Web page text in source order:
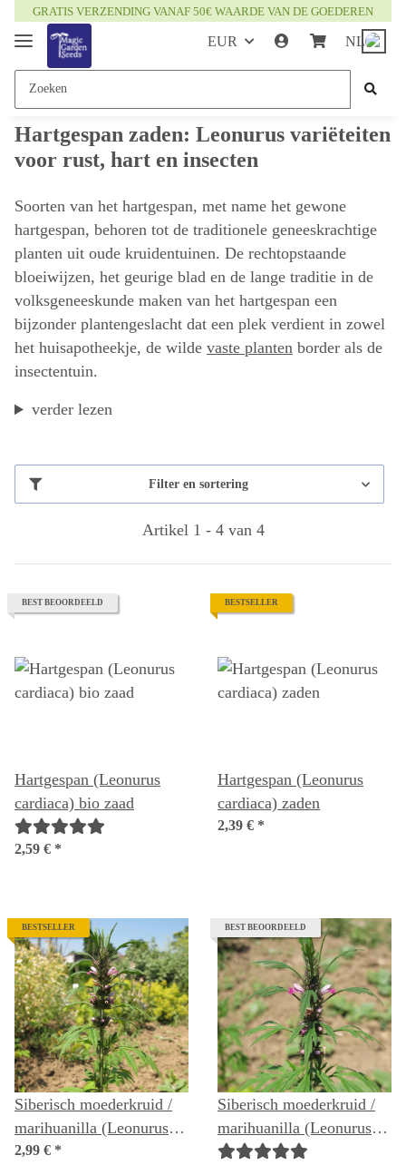
GRATIS VERZENDING VANAF 50€ WAARDE VAN DE GOEDEREN
EUR NL
Hartgespan zaden: Leonurus variëteiten
voor rust, hart en insecten
Soorten van het hartgespan, met name het gewone
hartgespan, behoren tot de traditionele geneeskrachtige
planten uit oude kruidentuinen. De rechtopstaande
bloeiwijzen, het geurige blad en de lange traditie in de
volksgeneeskunde maken van het hartgespan een
bijzonder plantengeslacht dat een plek verdient in zowel
het huisapotheekje, de wilde vaste planten border als de
insectentuin.
verder lezen
Filter en sortering
Artikel 1 - 4 van 4
BEST BEOORDEELD
Hartgespan (Leonurus
cardiaca) bio zaad
2,59 € *
BESTSELLER
Hartgespan (Leonurus
cardiaca) zaden
2,39 € *
BESTSELLER
Siberisch moederkruid /
marihuanilla (Leonurus
sibiricus) bio zaad
2,99 € *
BEST BEOORDEELD
Siberisch moederkruid /
marihuanilla (Leonurus
sibiricus) zaden